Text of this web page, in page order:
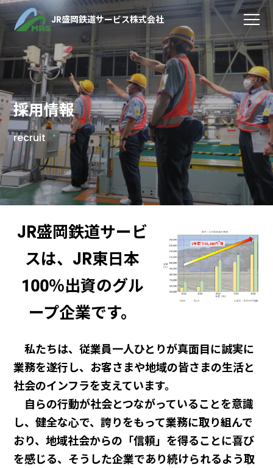
JR盛岡鉄道サービス株式会社
採用情報
recruit
JR盛岡鉄道サービ
スは、JR東日本
100％出資のグル
ープ企業です。
私たちは、従業員一人ひとりが真面目に誠実に
業務を遂行し、お客さまや地域の皆さまの生活と
社会のインフラを支えています。
自らの行動が社会とつながっていることを意識
し、健全な心で、誇りをもって業務に取り組んで
おり、地域社会からの「信頼」を得ることに喜び
を感じる、そうした企業であり続けられるよう取